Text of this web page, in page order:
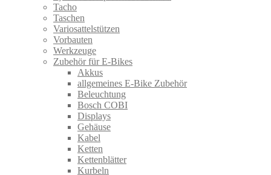
Tacho
Taschen
Variosattelstützen
Vorbauten
Werkzeuge
Zubehör für E-Bikes
Akkus
allgemeines E-Bike Zubehör
Beleuchtung
Bosch COBI
Displays
Gehäuse
Kabel
Ketten
Kettenblätter
Kurbeln